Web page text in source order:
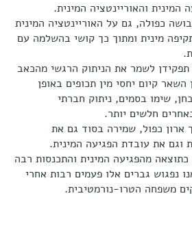
והאוריינטציה המינית.
כפולה, גם על האוריינטציה המינית
מינית ומתוך כך קושי בהשלמה עם
תפקידן לשמר את הניתוק הרגשי מהכאב
קיום יחסי מין תכופים באופן
שימו בסמים, ניתוק חברתי
חלשים יותר.
ארון כפול, שמירה בסוד גם את
וגם את עובדת הפגיעה המינית.
כתוצאה מהפגיעה המינית והתכנסות רבה
נפגוש גברים אלו פעמים רבות אחרי
משפחה הטרו-נורמטיבית.